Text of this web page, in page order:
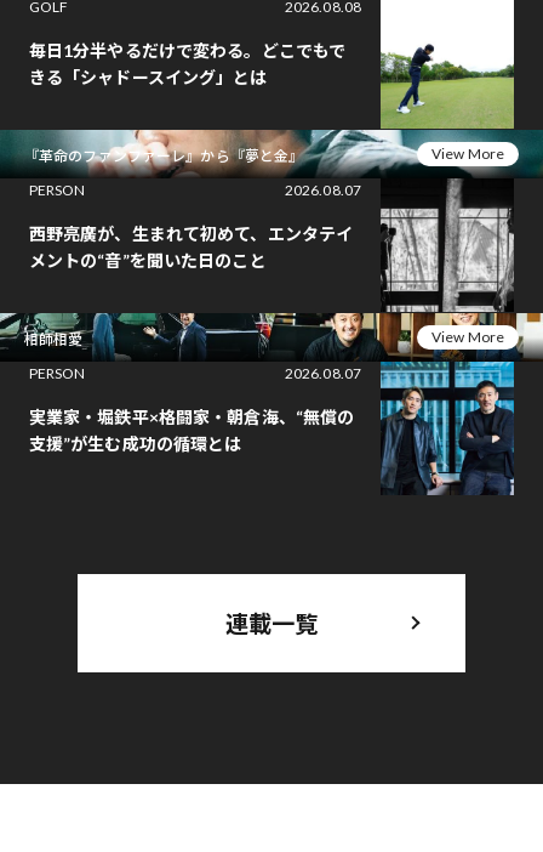
GOLF 2026.08.08
毎日1分半やるだけで変わる。どこでもで
きる「シャドースイング」とは
『革命のファンファーレ』から『夢と金』
View More
PERSON
2026.08.07
西野亮廣が、生まれて初めて、エンタテイ
メントの“音”を聞いた日のこと
相師相愛
View More
PERSON
2026.08.07
実業家・堀鉄平×格闘家・朝倉海、“無償の
支援”が生む成功の循環とは
連載一覧